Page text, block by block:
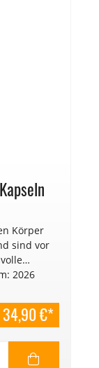
Körper
sind vor
2026
34,90 €*